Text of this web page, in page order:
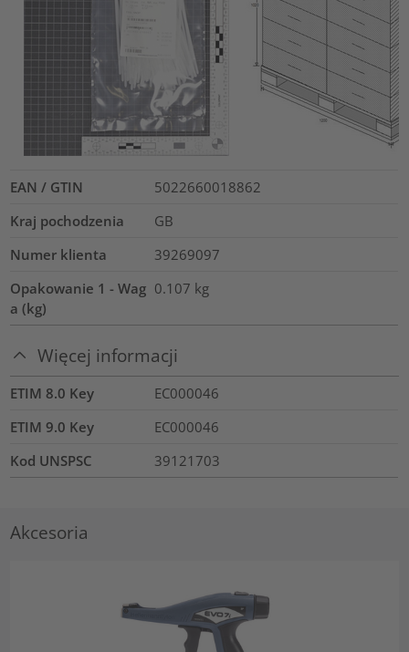
EAN / GTIN
5022660018862
Kraj pochodzenia
GB
Numer klienta
39269097
Opakowanie 1 - Wag
a (kg)
0.107 kg
Więcej informacji
ETIM 8.0 Key
EC000046
ETIM 9.0 Key
EC000046
Kod UNSPSC
39121703
Akcesoria